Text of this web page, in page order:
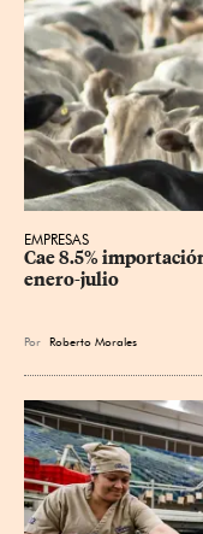
EMPRESAS
Cae 8.5%
enero-julio
Por Roberto Morales